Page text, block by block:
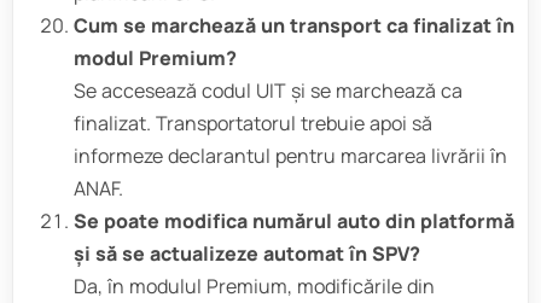
Cum se marchează un transport ca finalizat în
modul Premium?
Se accesează codul UIT și se marchează ca
finalizat. Transportatorul trebuie apoi să
informeze declarantul pentru marcarea livrării în
ANAF.
Se poate modifica numărul auto din platformă
și să se actualizeze automat în SPV?
Da, în modulul Premium, modificările din